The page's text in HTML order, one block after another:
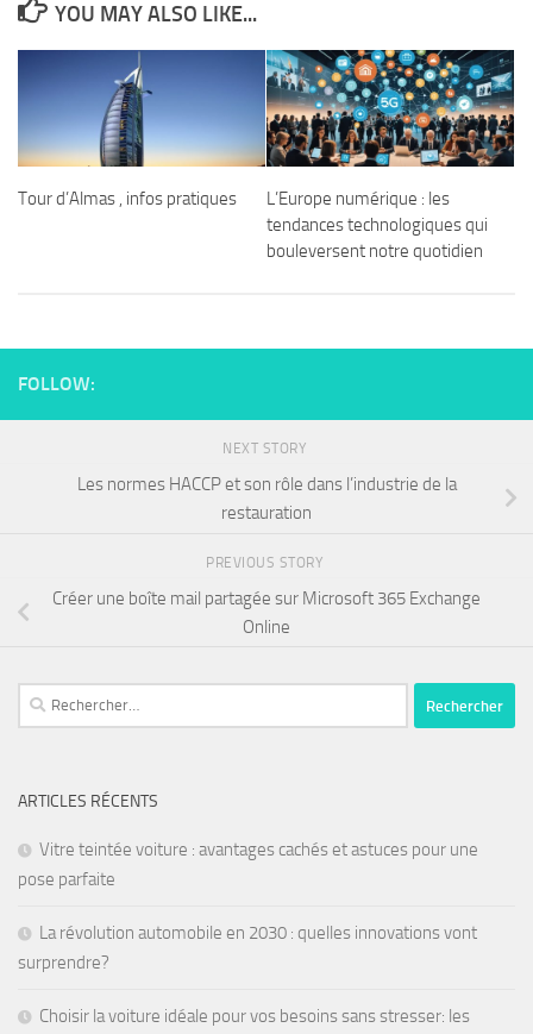
YOU MAY ALSO LIKE...
Tour d’Almas , infos pratiques
L’Europe numérique : les
tendances technologiques qui
bouleversent notre quotidien
FOLLOW:
NEXT STORY
Les normes HACCP et son rôle dans l’industrie de la
restauration
PREVIOUS STORY
Créer une boîte mail partagée sur Microsoft 365 Exchange
Online
ARTICLES RÉCENTS
Vitre teintée voiture : avantages cachés et astuces pour une
pose parfaite
La révolution automobile en 2030 : quelles innovations vont
surprendre?
Choisir la voiture idéale pour vos besoins sans stresser: les